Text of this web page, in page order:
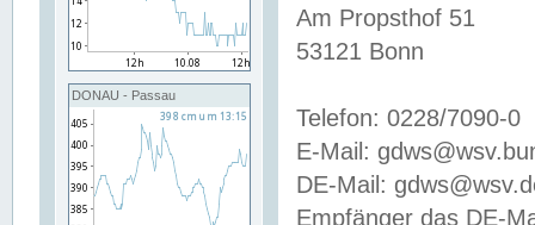
DONAU - Passau
Am Propsthof 51
53121 Bonn
Telefon: 0228/7090-0
E-Mail:
DE-Mail:
Empfänger das DE-